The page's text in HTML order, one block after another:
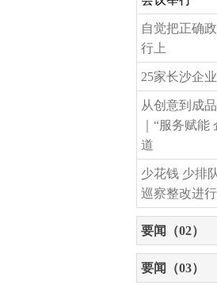
自觉把正确
行上
25家长沙企
从创意到成
｜“服务赋能
道
少花钱 少排
巡察整改进
要闻（02）
要闻（03）